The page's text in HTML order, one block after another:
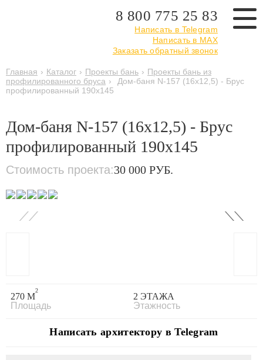
8 800 775 25 83
Написать в Telegram
Написать в MAX
Заказать обратный звонок
Главная › Каталог › Проекты бань › Проекты бань из
профилированного бруса ›
Дом-баня N-157 (16x12,5) - Брус
профилированный 190x145
Дом-баня N-157 (16x12,5) - Брус
профилированный 190x145
Стоимость проекта:30 000 РУБ.
‹ ›
270 М
2
Площадь
2 ЭТАЖА
Этажность
Написать архитектору в Telegram